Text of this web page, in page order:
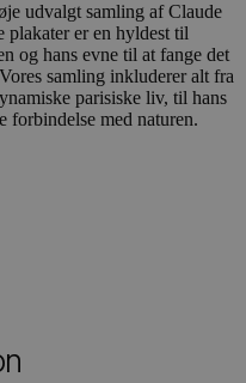
udvalgt samling af Claude
plakater er en hyldest til
og hans evne til at fange det
samling inkluderer alt fra
parisiske liv, til hans
forbindelse med naturen.